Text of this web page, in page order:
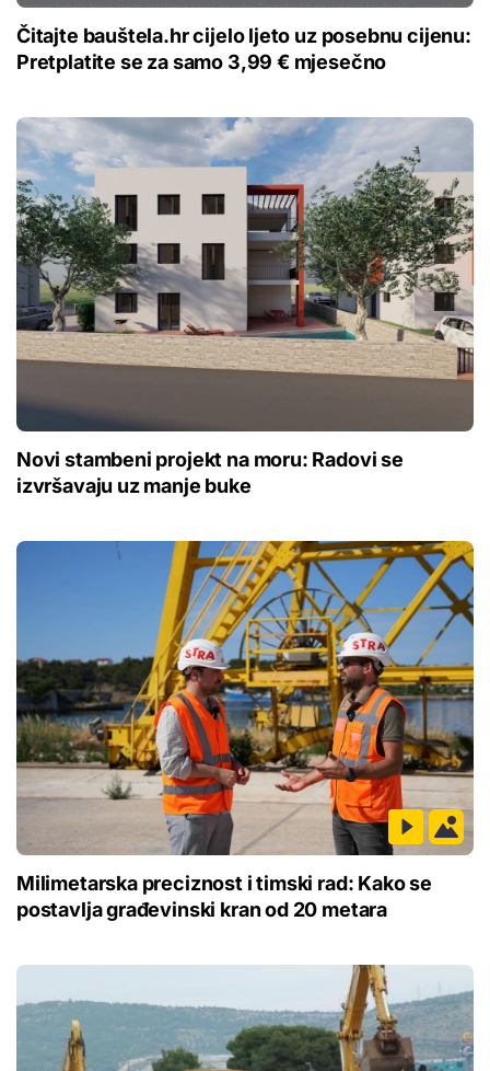
Čitajte bauštela.hr cijelo ljeto uz posebnu cijenu:
Pretplatite se za samo 3,99 € mjesečno
Novi stambeni projekt na moru: Radovi se
izvršavaju uz manje buke
Milimetarska preciznost i timski rad: Kako se
postavlja građevinski kran od 20 metara